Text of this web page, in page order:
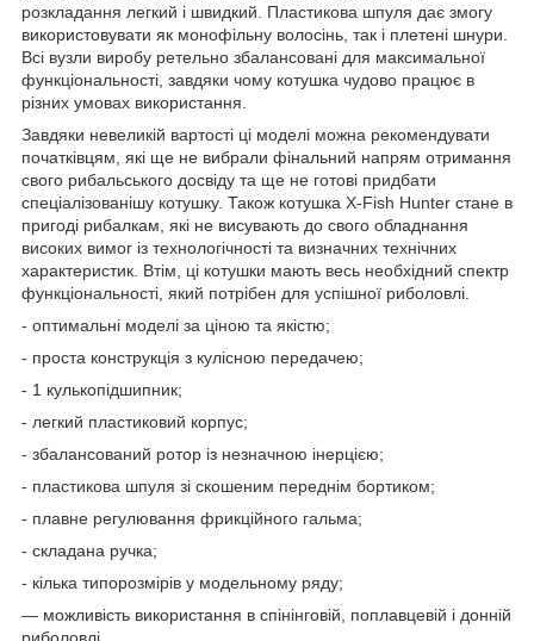
розкладання легкий і швидкий. Пластикова шпуля дає змогу
використовувати як монофільну волосінь, так і плетені шнури.
Всі вузли виробу ретельно збалансовані для максимальної
функціональності, завдяки чому котушка чудово працює в
різних умовах використання.
Завдяки невеликій вартості ці моделі можна рекомендувати
початківцям, які ще не вибрали фінальний напрям отримання
свого рибальського досвіду та ще не готові придбати
спеціалізованішу котушку. Також котушка X-Fish Hunter стане в
пригоді рибалкам, які не висувають до свого обладнання
високих вимог із технологічності та визначних технічних
характеристик. Втім, ці котушки мають весь необхідний спектр
функціональності, який потрібен для успішної риболовлі.
- оптимальні моделі за ціною та якістю;
- проста конструкція з кулісною передачею;
- 1 кулькопідшипник;
- легкий пластиковий корпус;
- збалансований ротор із незначною інерцією;
- пластикова шпуля зі скошеним переднім бортиком;
- плавне регулювання фрикційного гальма;
- складана ручка;
- кілька типорозмірів у модельному ряду;
— можливість використання в спінінговій, поплавцевій і донній